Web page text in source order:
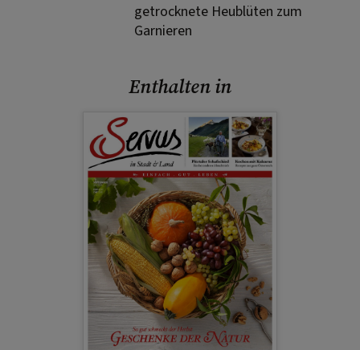
getrocknete Heublüten zum
Garnieren
Enthalten in